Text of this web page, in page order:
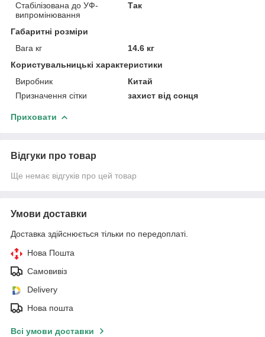
Стабілізована до УФ-
випромінювання
Так
Габаритні розміри
Вага кг
14.6 кг
Користувальницькі характеристики
Виробник
Китай
Призначення сітки
захист від сонця
Приховати
Відгуки про товар
Ще немає відгуків про цей товар
Умови доставки
Доставка здійснюється тільки по передоплаті.
Нова Пошта
Самовивіз
Delivery
Нова пошта
Всі умови доставки